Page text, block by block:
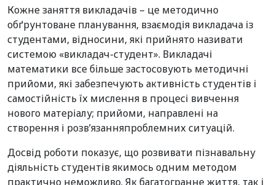
Кожне заняття викладачів – це методично
обґрунтоване планування, взаємодія викладача із
студентами, відносини, які прийнято називати
системою «викладач-студент». Викладачі
математики все більше застосовують методичні
прийоми, які забезпечують активність студентів і
самостійність їх мислення в процесі вивчення
нового матеріалу; прийоми, направлені на
створення і розв’язанняпроблемних ситуацій.
Досвід роботи показує, що розвивати пізнавальну
діяльність студентів якимось одним методом
практично неможливо. Як багатогранне життя, так і